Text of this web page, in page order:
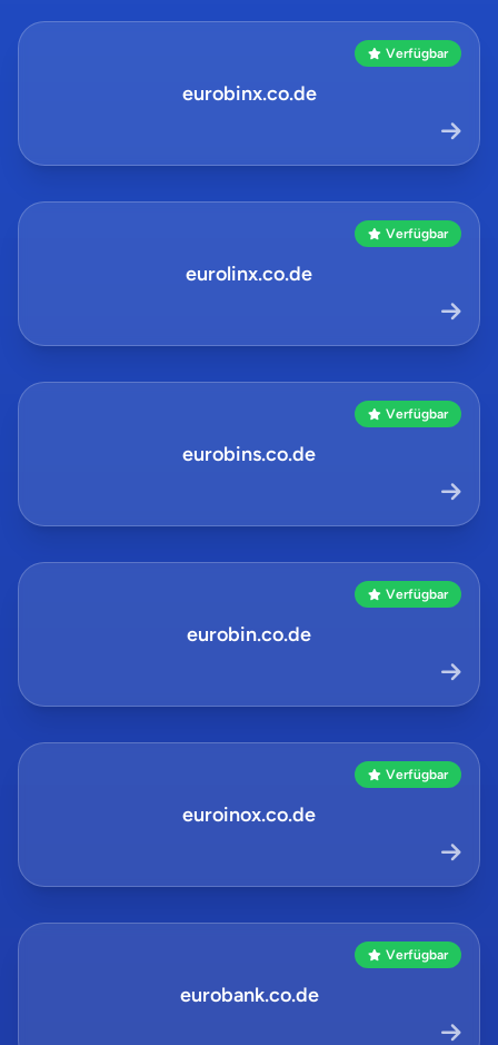
Verfügbar
eurobinx.co.de
Verfügbar
eurolinx.co.de
Verfügbar
eurobins.co.de
Verfügbar
eurobin.co.de
Verfügbar
euroinox.co.de
Verfügbar
eurobank.co.de